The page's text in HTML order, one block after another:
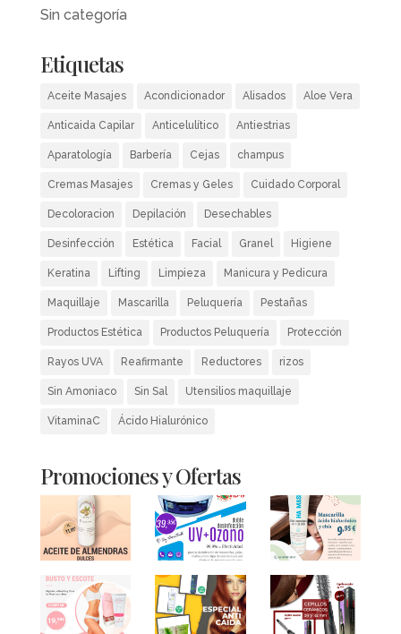
Sin categoría
Etiquetas
Aceite Masajes Acondicionador Alisados Aloe Vera
Anticaida Capilar Anticelulítico Antiestrias
Aparatología Barbería Cejas champus
Cremas Masajes Cremas y Geles Cuidado Corporal
Decoloracion Depilación Desechables
Desinfección Estética Facial Granel Higiene
Keratina Lifting Limpieza Manicura y Pedicura
Maquillaje Mascarilla Peluquería Pestañas
Productos Estética Productos Peluquería Protección
Rayos UVA Reafirmante Reductores rizos
Sin Amoniaco Sin Sal Utensilios maquillaje
VitaminaC Ácido Hialurónico
Promociones y Ofertas